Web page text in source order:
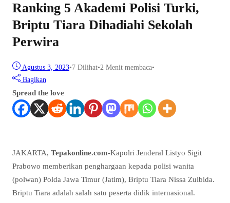
Ranking 5 Akademi Polisi Turki,
Briptu Tiara Dihadiahi Sekolah
Perwira
Agustus 3, 2023•7 Dilihat•2 Menit membaca•
Bagikan
Spread the love
JAKARTA, Tepakonline.com-Kapolri Jenderal Listyo Sigit
Prabowo memberikan penghargaan kepada polisi wanita
(polwan) Polda Jawa Timur (Jatim), Briptu Tiara Nissa Zulbida.
Briptu Tiara adalah salah satu peserta didik internasional.